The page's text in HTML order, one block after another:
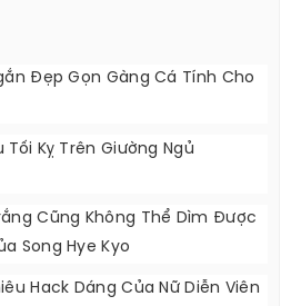
Đẹp Gọn Gàng Cá Tính Cho
Tối Kỵ Trên Giường Ngủ
Cũng Không Thể Dìm Được
Song Hye Kyo
Hack Dáng Của Nữ Diễn Viên